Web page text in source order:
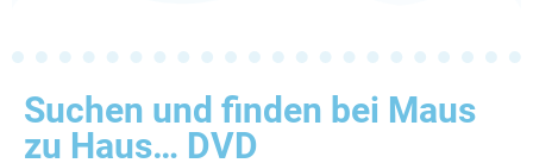
Suchen und finden bei Maus
zu Haus… DVD